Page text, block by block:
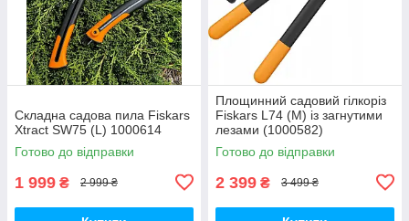
Складна садова пила Fiskars
Xtract SW75 (L) 1000614
Готово до відправки
1 999 ₴ 2 999 ₴
Площинний садовий гілкоріз
Fiskars L74 (M) із загнутими
лезами (1000582)
Готово до відправки
2 399 ₴ 3 499 ₴